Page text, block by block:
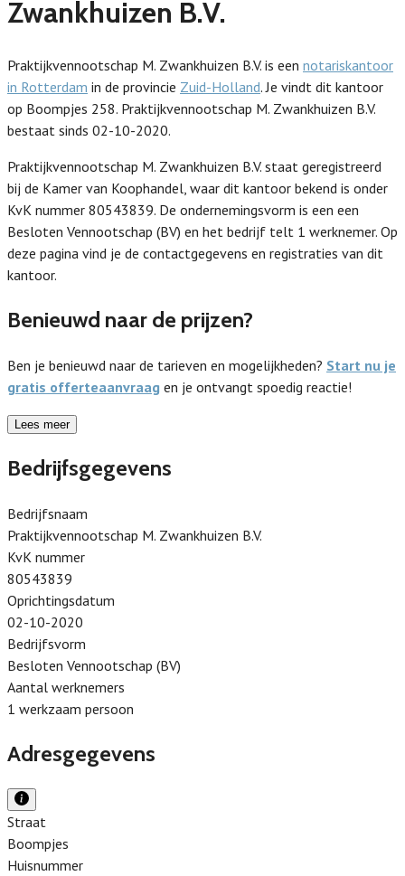
Zwankhuizen B.V.
Praktijkvennootschap M. Zwankhuizen B.V. is een notariskantoor
in Rotterdam in de provincie Zuid-Holland. Je vindt dit kantoor
op Boompjes 258. Praktijkvennootschap M. Zwankhuizen B.V.
bestaat sinds 02-10-2020.
Praktijkvennootschap M. Zwankhuizen B.V. staat geregistreerd
bij de Kamer van Koophandel, waar dit kantoor bekend is onder
KvK nummer 80543839. De ondernemingsvorm is een een
Besloten Vennootschap (BV) en het bedrijf telt 1 werknemer. Op
deze pagina vind je de contactgegevens en registraties van dit
kantoor.
Benieuwd naar de prijzen?
Ben je benieuwd naar de tarieven en mogelijkheden? Start nu je
gratis offerteaanvraag en je ontvangt spoedig reactie!
Lees meer
Bedrijfsgegevens
Bedrijfsnaam
Praktijkvennootschap M. Zwankhuizen B.V.
KvK nummer
80543839
Oprichtingsdatum
02-10-2020
Bedrijfsvorm
Besloten Vennootschap (BV)
Aantal werknemers
1 werkzaam persoon
Adresgegevens
Straat
Boompjes
Huisnummer